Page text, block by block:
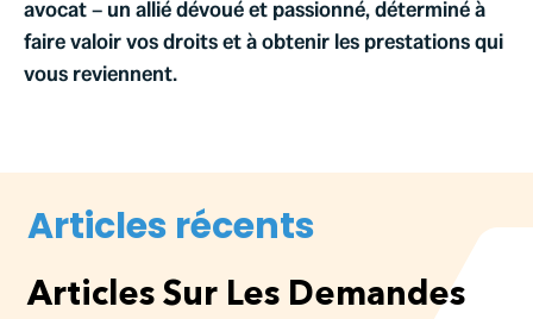
avocat – un allié dévoué et passionné, déterminé à
faire valoir vos droits et à obtenir les prestations qui
vous reviennent.
Articles récents
Articles Sur Les Demandes